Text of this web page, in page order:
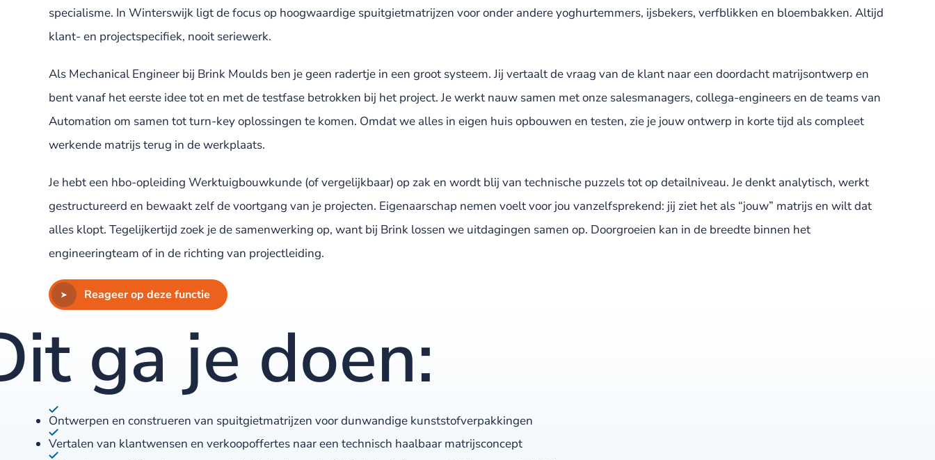
specialisme. In Winterswijk ligt de focus op hoogwaardige spuitgietmatrijzen voor onder andere yoghurtemmers, ijsbekers, verfblikken en bloembakken. Altijd
klant- en projectspecifiek, nooit seriewerk.
Als Mechanical Engineer bij Brink Moulds ben je geen radertje in een groot systeem. Jij vertaalt de vraag van de klant naar een doordacht matrijsontwerp en
bent vanaf het eerste idee tot en met de testfase betrokken bij het project. Je werkt nauw samen met onze salesmanagers, collega-engineers en de teams van
Automation om samen tot turn-key oplossingen te komen. Omdat we alles in eigen huis opbouwen en testen, zie je jouw ontwerp in korte tijd als compleet
werkende matrijs terug in de werkplaats.
Je hebt een hbo-opleiding Werktuigbouwkunde (of vergelijkbaar) op zak en wordt blij van technische puzzels tot op detailniveau. Je denkt analytisch, werkt
gestructureerd en bewaakt zelf de voortgang van je projecten. Eigenaarschap nemen voelt voor jou vanzelfsprekend: jij ziet het als “jouw” matrijs en wilt dat
alles klopt. Tegelijkertijd zoek je de samenwerking op, want bij Brink lossen we uitdagingen samen op. Doorgroeien kan in de breedte binnen het
engineeringteam of in de richting van projectleiding.
Reageer op deze functie
ga je doen:
Ontwerpen en construeren van spuitgietmatrijzen voor dunwandige kunststofverpakkingen
Vertalen van klantwensen en verkoopoffertes naar een technisch haalbaar matrijsconcept